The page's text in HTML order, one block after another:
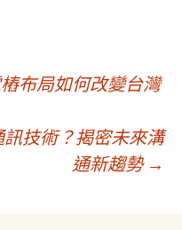
布局如何改變台灣
技術？揭密未來溝
通新趨勢 →